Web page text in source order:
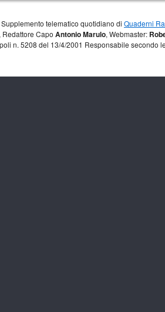
telematico quotidiano di Quaderni
, Redattore Capo Antonio Marulo, Webmaster:
n. 5208 del 13/4/2001 Responsabile secondo